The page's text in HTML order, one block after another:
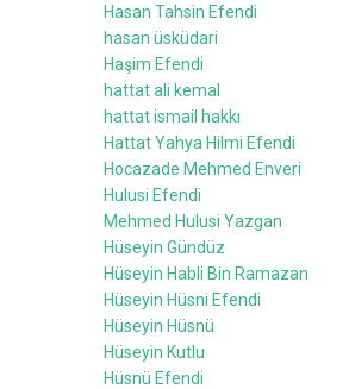
Hasan Tahsin Efendi
hasan üsküdari
Haşim Efendi
hattat ali kemal
hattat ismail hakkı
Hattat Yahya Hilmi Efendi
Hocazade Mehmed Enveri
Hulusi Efendi
Mehmed Hulusi Yazgan
Hüseyin Gündüz
Hüseyin Habli Bin Ramazan
Hüseyin Hüsni Efendi
Hüseyin Hüsnü
Hüseyin Kutlu
Hüsnü Efendi